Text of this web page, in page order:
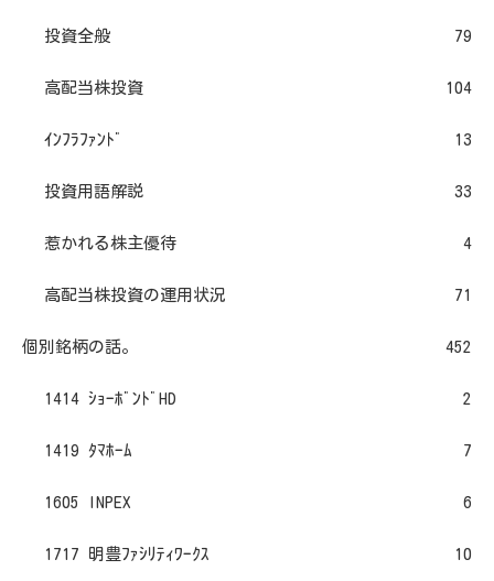
投資全般 79
高配当株投資 104
ｲﾝﾌﾗﾌｧﾝﾄﾞ 13
投資用語解説 33
惹かれる株主優待 4
高配当株投資の運用状況 71
個別銘柄の話。 452
1414 ｼｮｰﾎﾞﾝﾄﾞHD 2
1419 ﾀﾏﾎｰﾑ 7
1605 INPEX 6
1717 明豊ﾌｧｼﾘﾃｨﾜｰｸｽ 10